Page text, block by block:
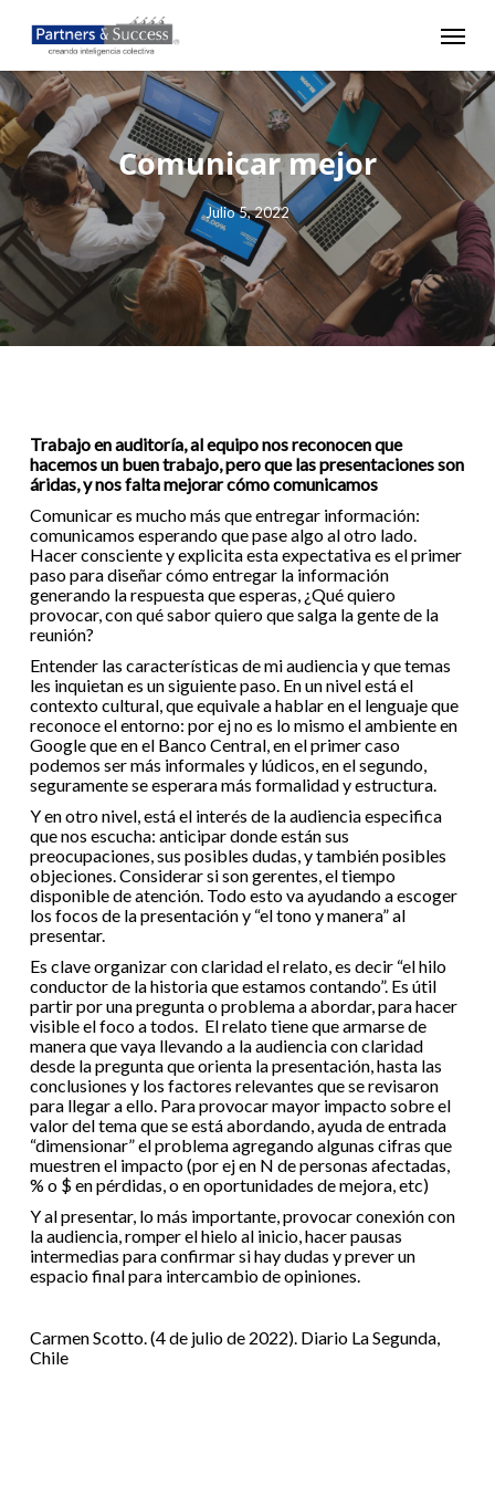
main
content
Menu
Comunicar mejor
Julio 5, 2022
Trabajo en auditoría, al equipo nos reconocen que
hacemos un buen trabajo, pero que las presentaciones son
áridas, y nos falta mejorar cómo comunicamos
Comunicar es mucho más que entregar información:
comunicamos esperando que pase algo al otro lado.
Hacer consciente y explicita esta expectativa es el primer
paso para diseñar cómo entregar la información
generando la respuesta que esperas, ¿Qué quiero
provocar, con qué sabor quiero que salga la gente de la
reunión?
Entender las características de mi audiencia y que temas
les inquietan es un siguiente paso. En un nivel está el
contexto cultural, que equivale a hablar en el lenguaje que
reconoce el entorno: por ej no es lo mismo el ambiente en
Google que en el Banco Central, en el primer caso
podemos ser más informales y lúdicos, en el segundo,
seguramente se esperara más formalidad y estructura.
Y en otro nivel, está el interés de la audiencia especifica
que nos escucha: anticipar donde están sus
preocupaciones, sus posibles dudas, y también posibles
objeciones. Considerar si son gerentes, el tiempo
disponible de atención. Todo esto va ayudando a escoger
los focos de la presentación y “el tono y manera” al
presentar.
Es clave organizar con claridad el relato, es decir “el hilo
conductor de la historia que estamos contando”. Es útil
partir por una pregunta o problema a abordar, para hacer
visible el foco a todos. El relato tiene que armarse de
manera que vaya llevando a la audiencia con claridad
desde la pregunta que orienta la presentación, hasta las
conclusiones y los factores relevantes que se revisaron
para llegar a ello. Para provocar mayor impacto sobre el
valor del tema que se está abordando, ayuda de entrada
“dimensionar” el problema agregando algunas cifras que
muestren el impacto (por ej en N de personas afectadas,
% o $ en pérdidas, o en oportunidades de mejora, etc)
Y al presentar, lo más importante, provocar conexión con
la audiencia, romper el hielo al inicio, hacer pausas
intermedias para confirmar si hay dudas y prever un
espacio final para intercambio de opiniones.
Carmen Scotto. (4 de julio de 2022). Diario La Segunda,
Chile